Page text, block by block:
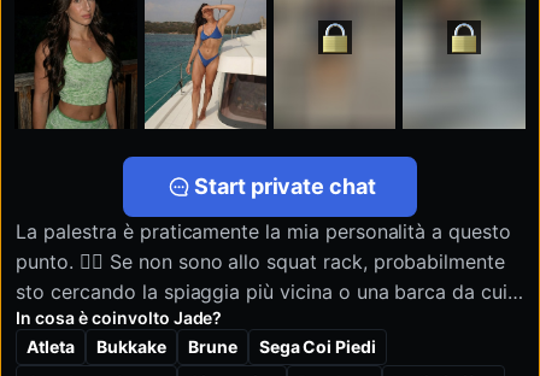
Start private chat
La palestra è praticamente la mia personalità a questo
punto. 🏋️‍♀️ Se non sono allo squat rack, probabilmente
sto cercando la spiaggia più vicina o una barca da cui
tuffarmi. Lavoro come personal trainer, quindi sono
abituata a essere guardata mentre mi alleno, ma ti
In cosa è coinvolto Jade?
Atleta
Bukkake Brune
Sega Coi Piedi